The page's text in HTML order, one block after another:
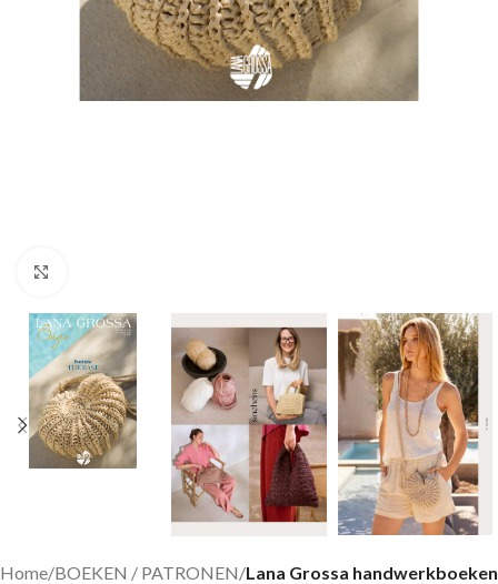
Home BOEKEN / PATRONEN Lana Grossa handwerkboeken